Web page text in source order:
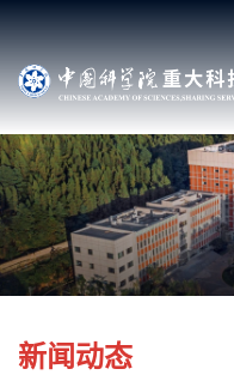
新闻动态